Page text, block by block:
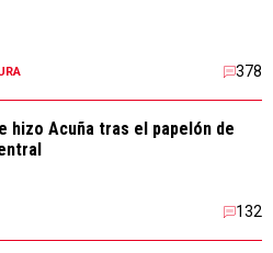
378
hizo Acuña tras el papelón de
132